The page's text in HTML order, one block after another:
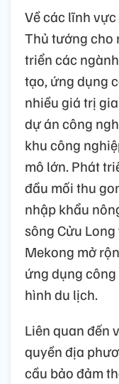
Về các lĩnh
Thủ tướng cho
triển các
tạo, ứng dụng
nhiều giá trị
dự án công
khu công
mô lớn. Phát
đầu mối thu
nhập khẩu
sông Cửu
Mekong mở
ứng dụng
hình du lịch.
Liên quan đến
quyền địa
cầu bảo đảm